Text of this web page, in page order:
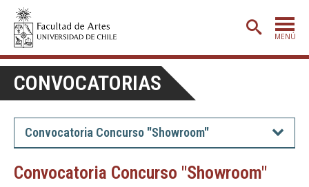
MENÚ
PORTADA
ADMISIÓN
ETAPA BÁSICA
CARRERAS
POSTGRADO
CONVOCATORIAS
Convocatoria Concurso "Showroom"
Convocatoria Concurso "Showroom"